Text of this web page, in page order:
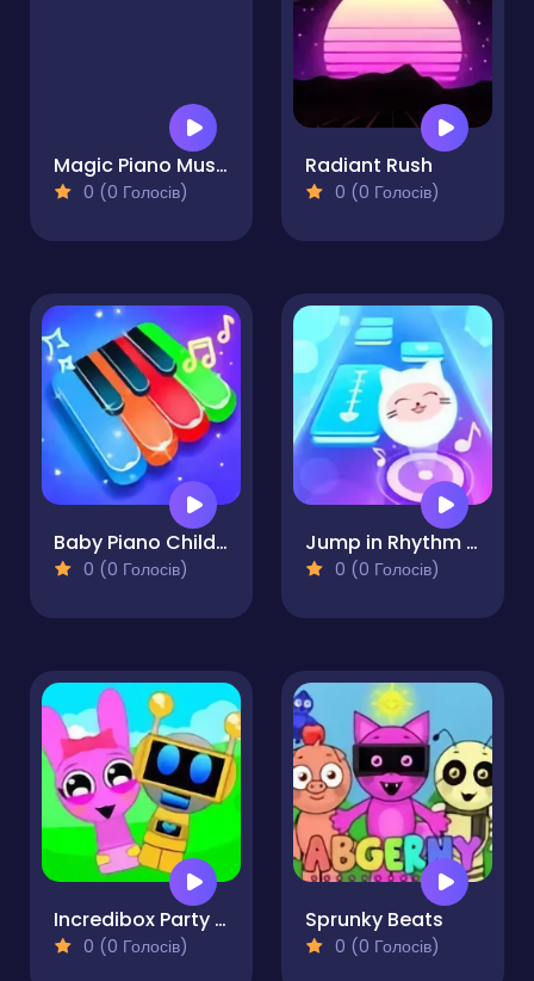
Magic Piano Music
0 (0 Голосів)
Radiant Rush
0 (0 Голосів)
Baby Piano Children Song
0 (0 Голосів)
Jump in Rhythm to the Hit! Cat Disco!
0 (0 Голосів)
Incredibox Party Frozen Sprunki Beat
0 (0 Голосів)
Sprunky Beats
0 (0 Голосів)